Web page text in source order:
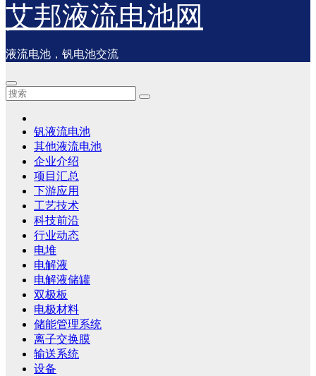
艾邦液流电池网
液流电池，钒电池交流
钒液流电池
其他液流电池
企业介绍
项目汇总
下游应用
工艺技术
科技前沿
行业动态
电堆
电解液
电解液储罐
双极板
电极材料
储能管理系统
离子交换膜
输送系统
设备